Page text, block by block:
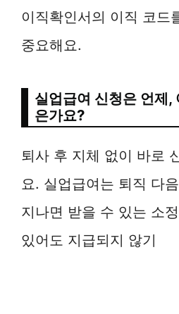
이직확인서의 이직 코드
중요해요.
실업급여 신청은 언제,
은가요?
퇴사 후 지체 없이 바로
요. 실업급여는 퇴직 다
지나면 받을 수 있는 소
있어도 지급되지 않기